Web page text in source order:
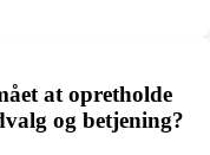
at opretholde
og betjening?